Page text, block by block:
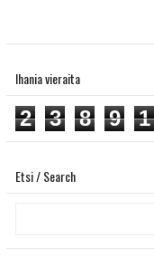
Ihania vieraita
2 3 8 9 1
Etsi / Search